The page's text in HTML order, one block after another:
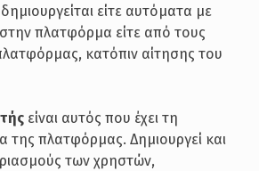
είτε αυτόματα με
πλατφόρμα είτε από τους
κατόπιν αίτησης του
είναι αυτός που έχει τη
της πλατφόρμας. Δημιουργεί και
των χρηστών,